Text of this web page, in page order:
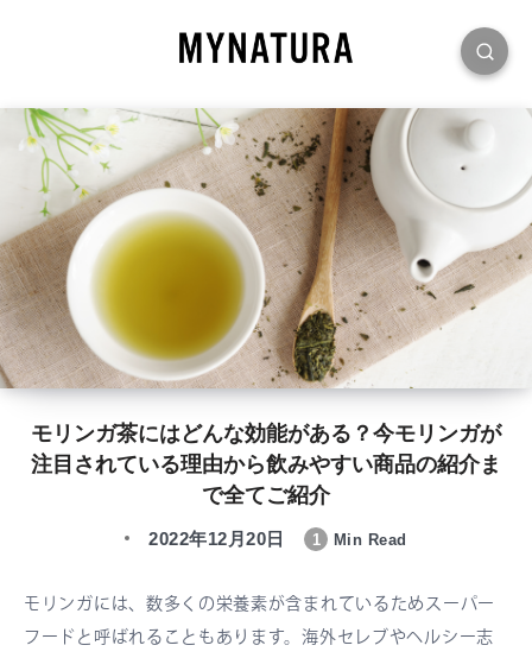
モリンガ茶にはどんな効能がある？今モリンガが
注目されている理由から飲みやすい商品の紹介ま
で全てご紹介
2022年12月20日 1 Min Read
モリンガには、数多くの栄養素が含まれているためスーパー
フードと呼ばれることもあります。海外セレブやヘルシー志